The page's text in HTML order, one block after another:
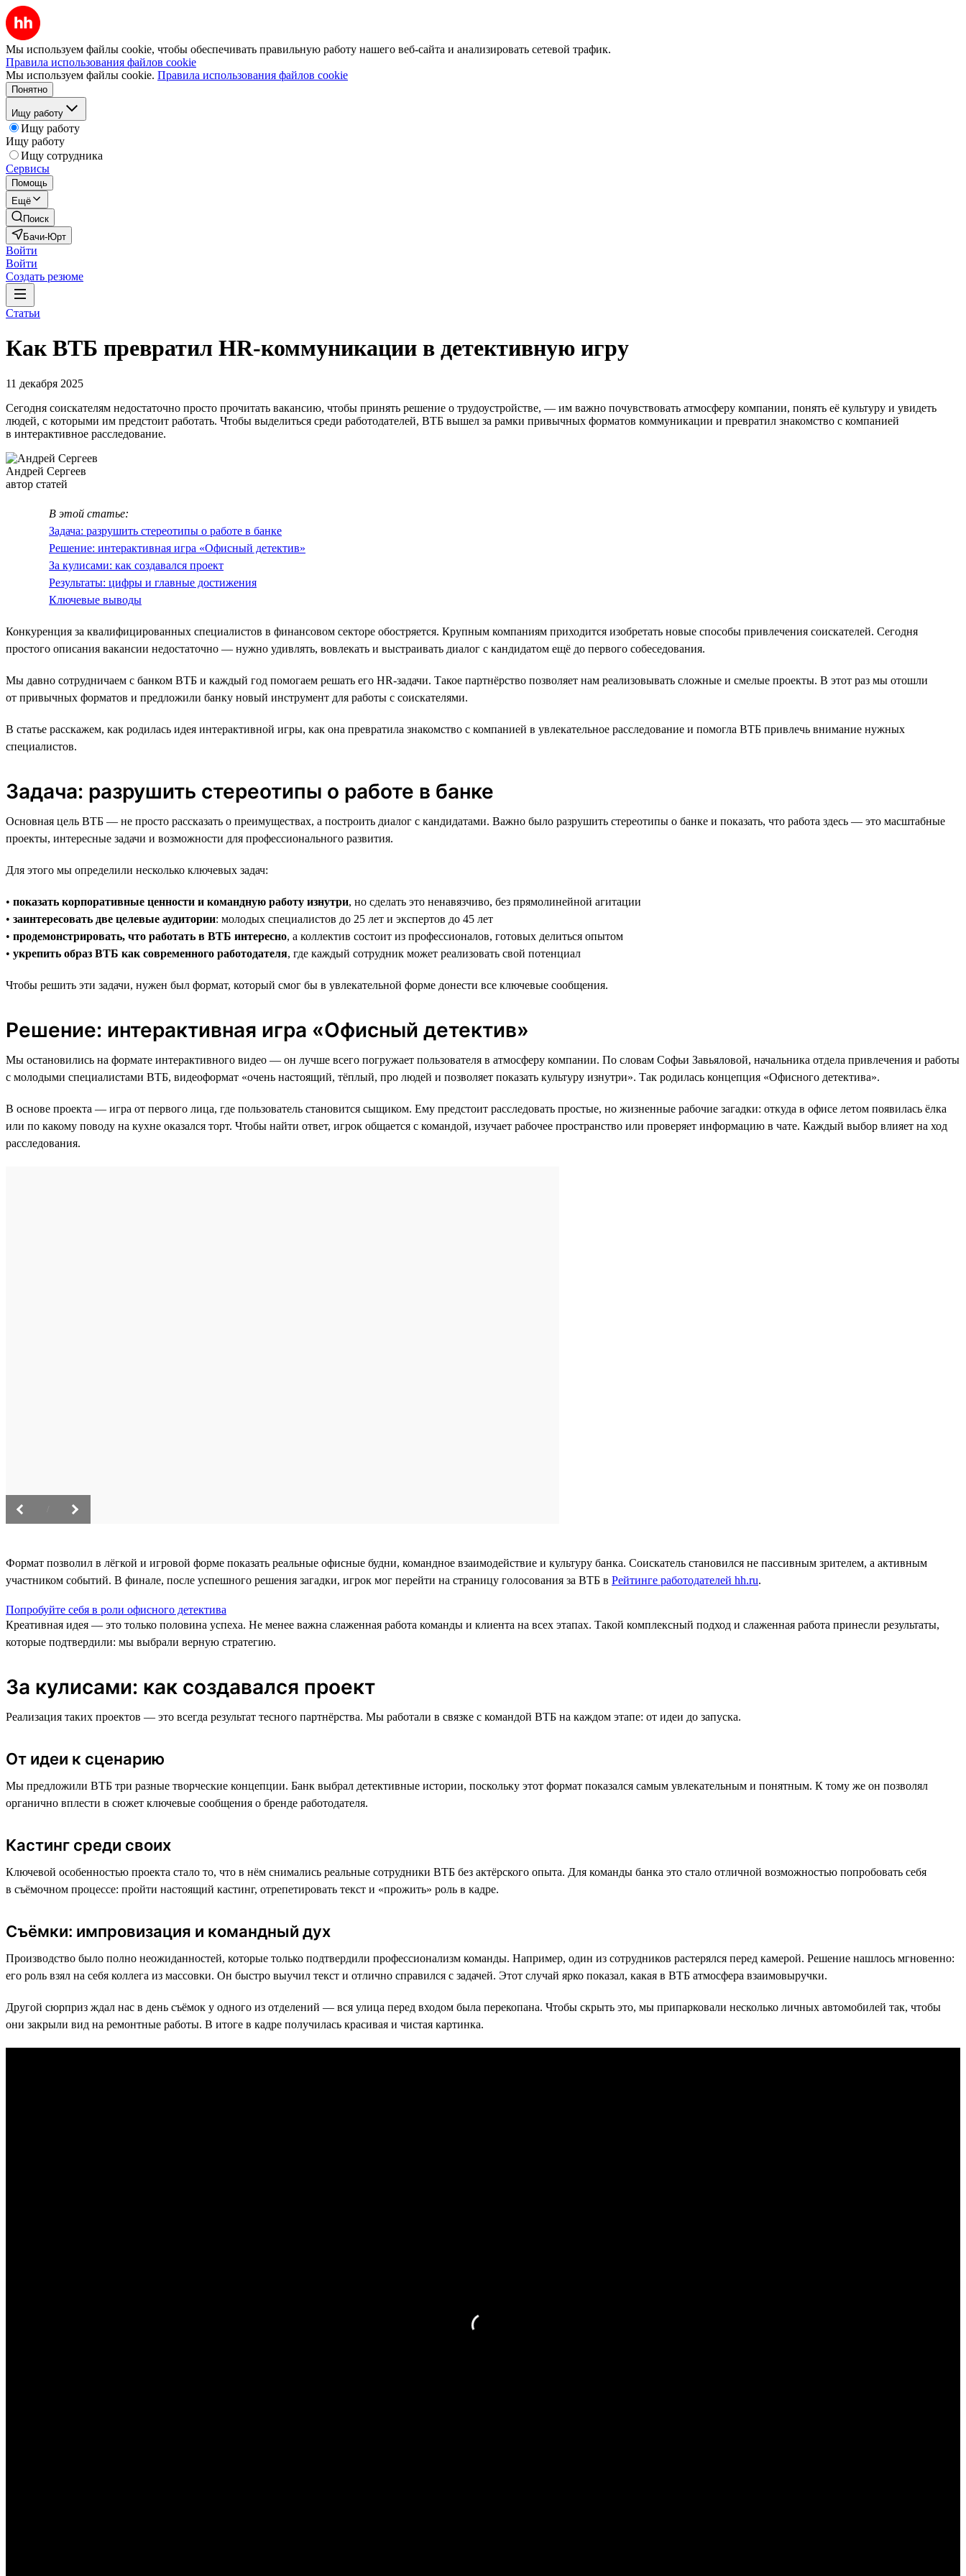
Мы используем файлы cookie, чтобы обеспечивать правильную работу нашего веб-сайта и анализировать сетевой трафик.
Правила использования файлов cookie
Мы используем файлы cookie. Правила использования файлов cookie
Понятно
Ищу работу
Ищу работу
Ищу работу
Ищу сотрудника
Сервисы
Помощь
Ещё
Поиск
Бачи-Юрт
Войти
Войти
Создать резюме
Статьи
Как ВТБ превратил HR-коммуникации в детективную игру
11 декабря 2025
Сегодня соискателям недостаточно просто прочитать вакансию, чтобы принять решение о трудоустройстве, — им важно почувствовать атмосферу компании, понять её культуру и увидеть
людей, с которыми им предстоит работать. Чтобы выделиться среди работодателей, ВТБ вышел за рамки привычных форматов коммуникации и превратил знакомство с компанией
в интерактивное расследование.
Андрей Сергеев
автор статей
В этой статье:
Задача: разрушить стереотипы о работе в банке
Решение: интерактивная игра «Офисный детектив»
За кулисами: как создавался проект
Результаты: цифры и главные достижения
Ключевые выводы
Конкуренция за квалифицированных специалистов в финансовом секторе обостряется. Крупным компаниям приходится изобретать новые способы привлечения соискателей. Сегодня
простого описания вакансии недостаточно — нужно удивлять, вовлекать и выстраивать диалог с кандидатом ещё до первого собеседования.
Мы давно сотрудничаем с банком ВТБ и каждый год помогаем решать его HR-задачи. Такое партнёрство позволяет нам реализовывать сложные и смелые проекты. В этот раз мы отошли
от привычных форматов и предложили банку новый инструмент для работы с соискателями.
В статье расскажем, как родилась идея интерактивной игры, как она превратила знакомство с компанией в увлекательное расследование и помогла ВТБ привлечь внимание нужных
специалистов.
Задача: разрушить стереотипы о работе в банке
Основная цель ВТБ — не просто рассказать о преимуществах, а построить диалог с кандидатами. Важно было разрушить стереотипы о банке и показать, что работа здесь — это масштабные
проекты, интересные задачи и возможности для профессионального развития.
Для этого мы определили несколько ключевых задач:
• показать корпоративные ценности и командную работу изнутри, но сделать это ненавязчиво, без прямолинейной агитации
• заинтересовать две целевые аудитории: молодых специалистов до 25 лет и экспертов до 45 лет
• продемонстрировать, что работать в ВТБ интересно, а коллектив состоит из профессионалов, готовых делиться опытом
• укрепить образ ВТБ как современного работодателя, где каждый сотрудник может реализовать свой потенциал
Чтобы решить эти задачи, нужен был формат, который смог бы в увлекательной форме донести все ключевые сообщения.
Решение: интерактивная игра «Офисный детектив»
Мы остановились на формате интерактивного видео — он лучше всего погружает пользователя в атмосферу компании. По словам Софьи Завьяловой, начальника отдела привлечения и работы
с молодыми специалистами ВТБ, видеоформат «очень настоящий, тёплый, про людей и позволяет показать культуру изнутри». Так родилась концепция «Офисного детектива».
В основе проекта — игра от первого лица, где пользователь становится сыщиком. Ему предстоит расследовать простые, но жизненные рабочие загадки: откуда в офисе летом появилась ёлка
или по какому поводу на кухне оказался торт. Чтобы найти ответ, игрок общается с командой, изучает рабочее пространство или проверяет информацию в чате. Каждый выбор влияет на ход
расследования.
Формат позволил в лёгкой и игровой форме показать реальные офисные будни, командное взаимодействие и культуру банка. Соискатель становился не пассивным зрителем, а активным
участником событий. В финале, после успешного решения загадки, игрок мог перейти на страницу голосования за ВТБ в Рейтинге работодателей hh.ru.
Попробуйте себя в роли офисного детектива
Креативная идея — это только половина успеха. Не менее важна слаженная работа команды и клиента на всех этапах. Такой комплексный подход и слаженная работа принесли результаты,
которые подтвердили: мы выбрали верную стратегию.
За кулисами: как создавался проект
Реализация таких проектов — это всегда результат тесного партнёрства. Мы работали в связке с командой ВТБ на каждом этапе: от идеи до запуска.
От идеи к сценарию
Мы предложили ВТБ три разные творческие концепции. Банк выбрал детективные истории, поскольку этот формат показался самым увлекательным и понятным. К тому же он позволял
органично вплести в сюжет ключевые сообщения о бренде работодателя.
Кастинг среди своих
Ключевой особенностью проекта стало то, что в нём снимались реальные сотрудники ВТБ без актёрского опыта. Для команды банка это стало отличной возможностью попробовать себя
в съёмочном процессе: пройти настоящий кастинг, отрепетировать текст и «прожить» роль в кадре.
Съёмки: импровизация и командный дух
Производство было полно неожиданностей, которые только подтвердили профессионализм команды. Например, один из сотрудников растерялся перед камерой. Решение нашлось мгновенно:
его роль взял на себя коллега из массовки. Он быстро выучил текст и отлично справился с задачей. Этот случай ярко показал, какая в ВТБ атмосфера взаимовыручки.
Другой сюрприз ждал нас в день съёмок у одного из отделений — вся улица перед входом была перекопана. Чтобы скрыть это, мы припарковали несколько личных автомобилей так, чтобы
они закрыли вид на ремонтные работы. В итоге в кадре получилась красивая и чистая картинка.